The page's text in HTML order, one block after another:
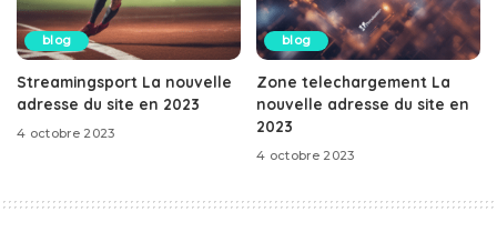
blog
Streamingsport La nouvelle
adresse du site en 2023
4 octobre 2023
blog
Zone telechargement La
nouvelle adresse du site en
2023
4 octobre 2023